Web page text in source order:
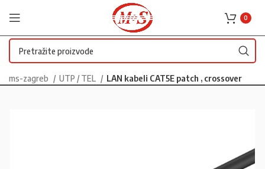
0
ms-zagreb UTP / TEL LAN kabeli CAT5E patch , crossover